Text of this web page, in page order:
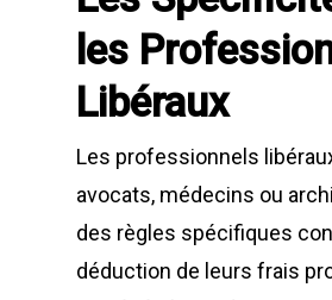
les
Libéraux
Les professionnels
avocats, médecins ou
des règles spécifiques
déduction de leurs frais